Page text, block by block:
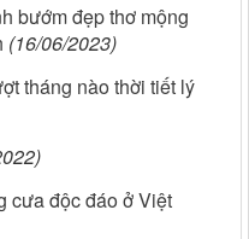
bướm đẹp thơ mộng
(16/06/2023)
tháng nào thời tiết lý
cưa độc đáo ở Việt